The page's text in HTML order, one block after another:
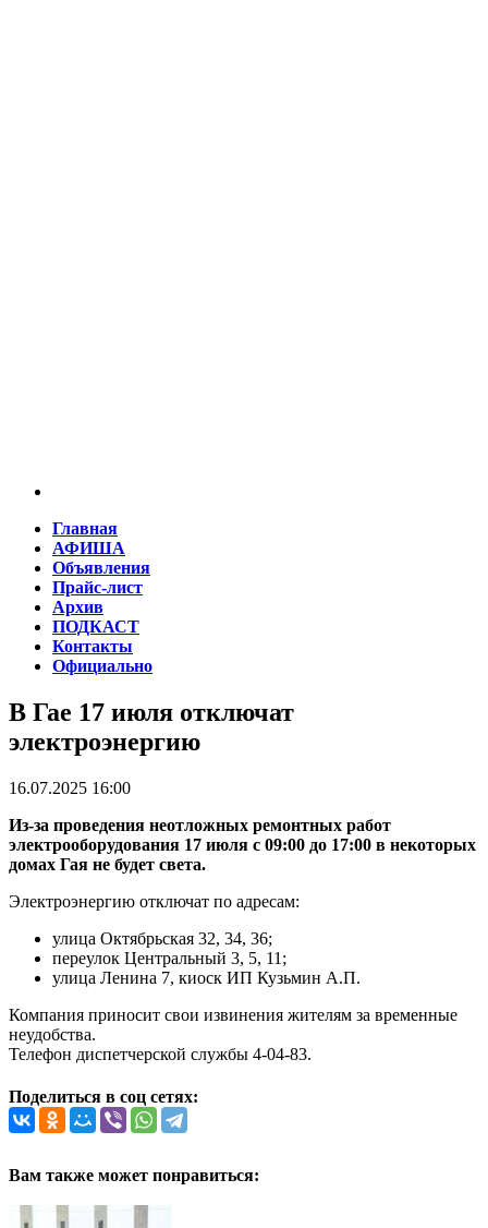
Главная
АФИША
Объявления
Прайс-лист
Архив
ПОДКАСТ
Контакты
Официально
В Гае 17 июля отключат
электроэнергию
16.07.2025 16:00
Из-за проведения неотложных ремонтных работ
электрооборудования 17 июля с 09:00 до 17:00 в некоторых
домах Гая не будет света.
Электроэнергию отключат по адресам:
улица Октябрьская 32, 34, 36;
переулок Центральный 3, 5, 11;
улица Ленина 7, киоск ИП Кузьмин А.П.
Компания приносит свои извинения жителям за временные
неудобства.
Телефон диспетчерской службы 4-04-83.
Поделиться в соц сетях:
Вам также может понравиться: